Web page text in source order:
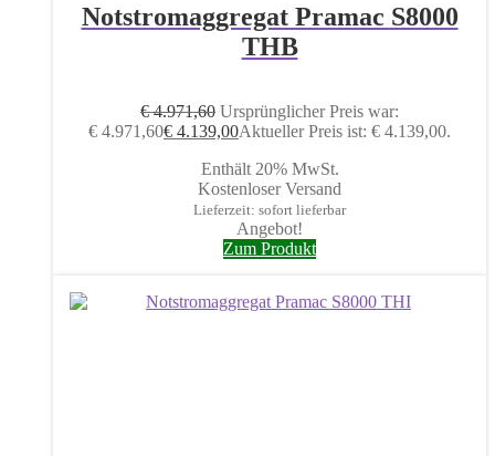
Notstromaggregat Pramac S8000
THB
€4.971,60 Ursprünglicher Preis war:
€ 4.971,60€ 4.139,00Aktueller Preis ist: € 4.139,00.
Enthält 20% MwSt.
Kostenloser Versand
Lieferzeit: sofort lieferbar
Angebot!
Zum Produkt